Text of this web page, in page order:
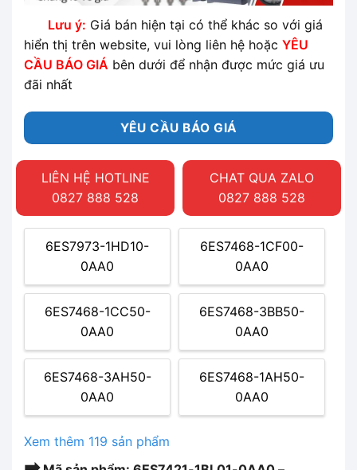
Lưu ý: Giá bán hiện tại có thể khác so với giá
hiển thị trên website, vui lòng liên hệ hoặc YÊU
CẦU BÁO GIÁ bên dưới để nhận được mức giá ưu
đãi nhất
YÊU CẦU BÁO GIÁ
LIÊN HỆ HOTLINE
0827 888 528
CHAT QUA ZALO
0827 888 528
6ES7973-1HD10-
0AA0
6ES7468-1CF00-
0AA0
6ES7468-1CC50-
0AA0
6ES7468-3BB50-
0AA0
6ES7468-3AH50-
0AA0
6ES7468-1AH50-
0AA0
Xem thêm 119 sản phẩm